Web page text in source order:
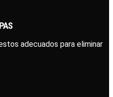
adecuados para eliminar